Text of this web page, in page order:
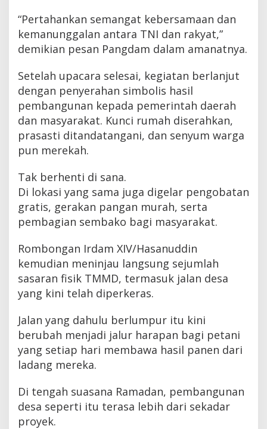
“Pertahankan semangat kebersamaan dan
kemanunggalan antara TNI dan rakyat,”
demikian pesan Pangdam dalam amanatnya.
Setelah upacara selesai, kegiatan berlanjut
dengan penyerahan simbolis hasil
pembangunan kepada pemerintah daerah
dan masyarakat. Kunci rumah diserahkan,
prasasti ditandatangani, dan senyum warga
pun merekah.
Tak berhenti di sana.
Di lokasi yang sama juga digelar pengobatan
gratis, gerakan pangan murah, serta
pembagian sembako bagi masyarakat.
Rombongan Irdam XIV/Hasanuddin
kemudian meninjau langsung sejumlah
sasaran fisik TMMD, termasuk jalan desa
yang kini telah diperkeras.
Jalan yang dahulu berlumpur itu kini
berubah menjadi jalur harapan bagi petani
yang setiap hari membawa hasil panen dari
ladang mereka.
Di tengah suasana Ramadan, pembangunan
desa seperti itu terasa lebih dari sekadar
proyek.